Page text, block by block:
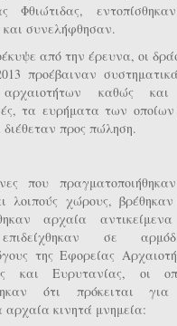
Φθιώτιδας,
συνελήφθησαν.
από την έρευνα, οι
προέβαιναν
καθώς
τα ευρήματα των οποίων
διέθεταν προς πώληση.
που
λοιπούς χώρους,
αρχαία
σε
της Εφορείας
και Ευρυτανίας, οι
ότι πρόκειται
αρχαία κινητά μνημεία: